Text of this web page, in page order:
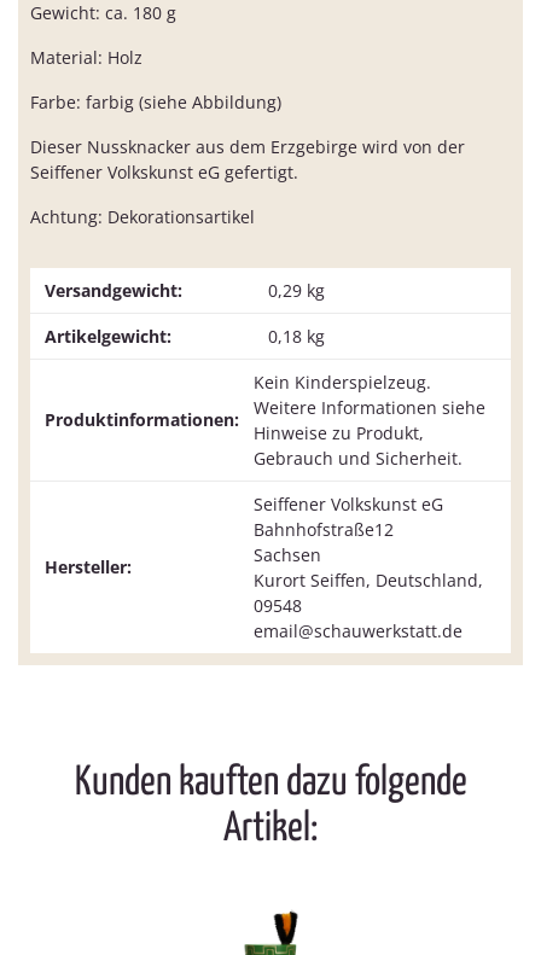
Gewicht: ca. 180 g
Material: Holz
Farbe: farbig (siehe Abbildung)
Dieser Nussknacker aus dem Erzgebirge wird von der
Seiffener Volkskunst eG gefertigt.
Achtung: Dekorationsartikel
Versandgewicht:
0,29 kg
Artikelgewicht:
0,18 kg
Produktinformationen:
Kein Kinderspielzeug.
Weitere Informationen siehe
Hinweise zu Produkt,
Gebrauch und Sicherheit.
Hersteller:
Seiffener Volkskunst eG
Bahnhofstraße12
Sachsen
Kurort Seiffen, Deutschland,
09548
email@schauwerkstatt.de
Kunden kauften dazu folgende
Artikel: